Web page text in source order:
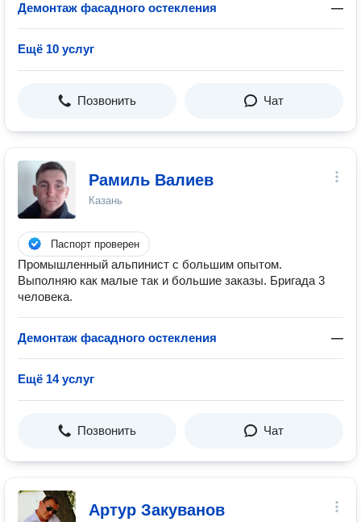
Демонтаж фасадного остекления —
Ещё 10 услуг
Позвонить Чат
Рамиль Валиев
Казань
Паспорт проверен
Промышленный альпинист с большим опытом.
Выполняю как малые так и большие заказы. Бригада 3
человека.
Демонтаж фасадного остекления —
Ещё 14 услуг
Позвонить Чат
Артур Закуванов